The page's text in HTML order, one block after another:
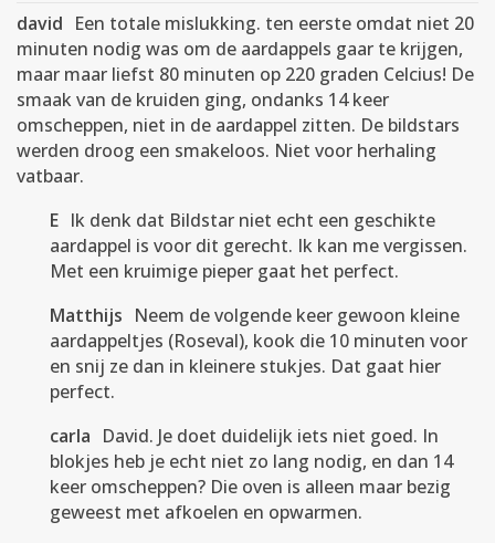
david Een totale mislukking. ten eerste omdat niet 20
minuten nodig was om de aardappels gaar te krijgen,
maar maar liefst 80 minuten op 220 graden Celcius! De
smaak van de kruiden ging, ondanks 14 keer
omscheppen, niet in de aardappel zitten. De bildstars
werden droog een smakeloos. Niet voor herhaling
vatbaar.
E Ik denk dat Bildstar niet echt een geschikte
aardappel is voor dit gerecht. Ik kan me vergissen.
Met een kruimige pieper gaat het perfect.
Matthijs Neem de volgende keer gewoon kleine
aardappeltjes (Roseval), kook die 10 minuten voor
en snij ze dan in kleinere stukjes. Dat gaat hier
perfect.
carla David. Je doet duidelijk iets niet goed. In
blokjes heb je echt niet zo lang nodig, en dan 14
keer omscheppen? Die oven is alleen maar bezig
geweest met afkoelen en opwarmen.